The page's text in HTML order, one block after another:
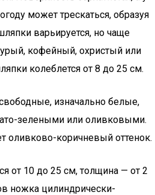
может трескаться, образуя
варьируется, но чаще
кофейный, охристый или
колеблется от 8 до 25 см.
изначально белые,
зелеными или оливковыми.
коричневый оттенок.
от 10 до 25 см, толщина — от 2
ножка цилиндрически-